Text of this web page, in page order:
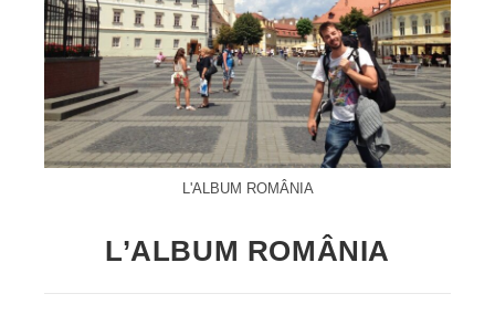
L'ALBUM ROMÂNIA
L’ALBUM ROMÂNIA